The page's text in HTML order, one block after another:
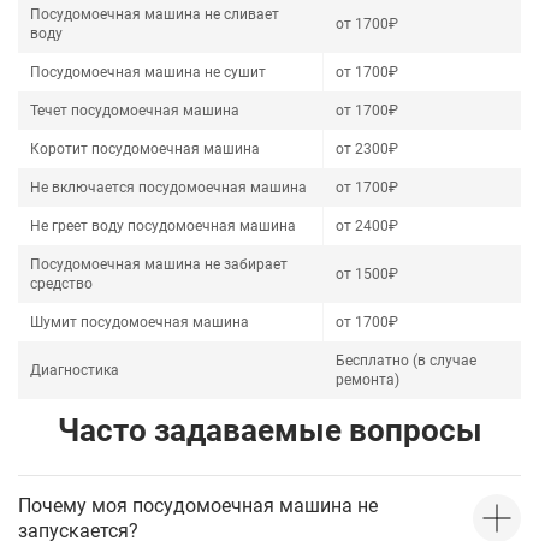
Посудомоечная машина не сливает
воду
от 1700₽
Посудомоечная машина не сушит от 1700₽
Течет посудомоечная машина от 1700₽
Коротит посудомоечная машина от 2300₽
Не включается посудомоечная машина от 1700₽
Не греет воду посудомоечная машина от 2400₽
Посудомоечная машина не забирает
средство
от 1500₽
Шумит посудомоечная машина от 1700₽
Диагностика
Бесплатно (в случае
ремонта)
Часто задаваемые вопросы
Почему моя посудомоечная машина не
запускается?